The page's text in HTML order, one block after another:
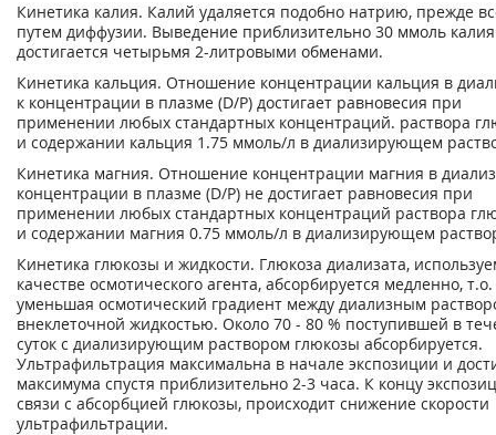
Кинетика калия. Калий удаляется подобно натрию, прежде
путем диффузии. Выведение приблизительно 30 ммоль калия
достигается четырьмя 2-литровыми обменами.
Кинетика кальция. Отношение концентрации кальция в
к концентрации в плазме (D/P) достигает равновесия при
применении любых стандартных концентраций. раствора
и содержании кальция 1.75 ммоль/л в диализирующем
Кинетика магния. Отношение концентрации магния в
концентрации в плазме (D/P) не достигает равновесия при
применении любых стандартных концентраций раствора
и содержании магния 0.75 ммоль/л в диализирующем
Кинетика глюкозы и жидкости. Глюкоза диализата,
качестве осмотического агента, абсорбируется медленно, т.о.
уменьшая осмотический градиент между диализным
внеклеточной жидкостью. Около 70 - 80 % поступившей в
суток с диализирующим раствором глюкозы абсорбируется.
Ультрафильтрация максимальна в начале экспозиции и
максимума спустя приблизительно 2-3 часа. К концу
связи с абсорбцией глюкозы, происходит снижение скорости
ультрафильтрации.